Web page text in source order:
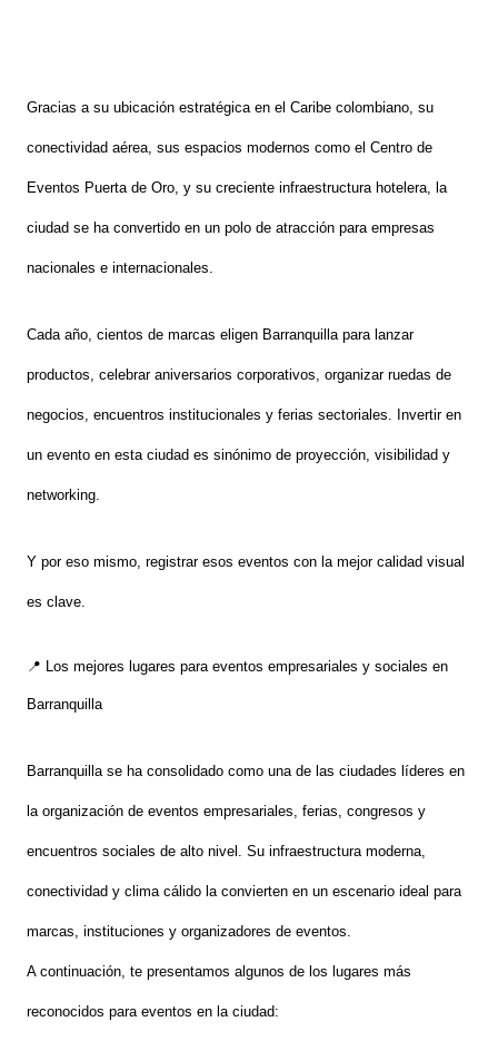
Gracias a su ubicación estratégica en el Caribe colombiano, su
conectividad aérea, sus espacios modernos como el Centro de
Eventos Puerta de Oro, y su creciente infraestructura hotelera, la
ciudad se ha convertido en un polo de atracción para empresas
nacionales e internacionales.
Cada año, cientos de marcas eligen Barranquilla para lanzar
productos, celebrar aniversarios corporativos, organizar ruedas de
negocios, encuentros institucionales y ferias sectoriales. Invertir en
un evento en esta ciudad es sinónimo de proyección, visibilidad y
networking.
Y por eso mismo, registrar esos eventos con la mejor calidad visual
es clave.
📍 Los mejores lugares para eventos empresariales y sociales en
Barranquilla
Barranquilla se ha consolidado como una de las ciudades líderes en
la organización de eventos empresariales, ferias, congresos y
encuentros sociales de alto nivel. Su infraestructura moderna,
conectividad y clima cálido la convierten en un escenario ideal para
marcas, instituciones y organizadores de eventos.
A continuación, te presentamos algunos de los lugares más
reconocidos para eventos en la ciudad: